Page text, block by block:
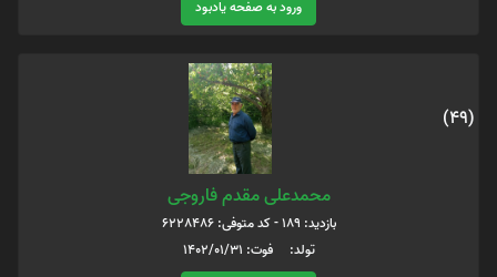
ورود به صفحه یادبود
(49)
محمدعلی مقدم فاروجی
بازدید: 189 - کد متوفی: 6228486
تولد: فوت: 1402/01/31